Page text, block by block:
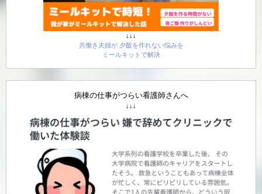
↓↓↓
共働き夫婦が 夕飯を作れない悩みを
ミールキットで解決
病棟の仕事がつらい看護師さんへ
↓↓↓